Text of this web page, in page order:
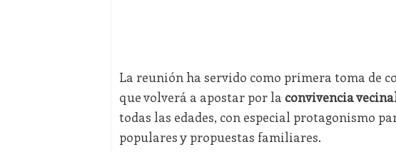
La reunión ha servido como primera toma de
que volverá a apostar por la convivencia
todas las edades, con especial protagonismo
populares y propuestas familiares.